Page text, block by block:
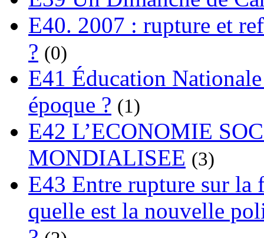
E40. 2007 : rupture et
? (0)
E41 Éducation
époque ? (1)
E42 L’ECONOMIE
MONDIALISEE (3)
E43 Entre rupture sur
quelle est la nouvelle